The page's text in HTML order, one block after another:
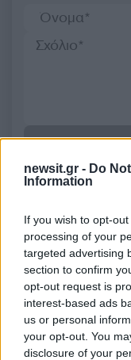
newsit.gr - Do
Information
If you wish to opt-
processing of your
targeted advertising
section to confirm
opt-out request is
interest-based ads
us or personal
your opt-out. You
disclosure of your
Όροι Χρήσης. Το site
Ακολουθήστε το
ενημερωθείτε
τελευταία νέατης